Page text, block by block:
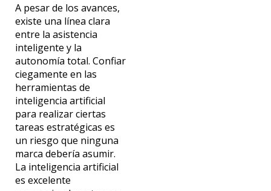
A pesar de los avances,
existe una línea clara
entre la asistencia
inteligente y la
autonomía total. Confiar
ciegamente en las
herramientas de
inteligencia artificial
para realizarciertas
tareas estratégicas es
un riesgo que ninguna
marca debería asumir.
La inteligencia artificial
es excelente